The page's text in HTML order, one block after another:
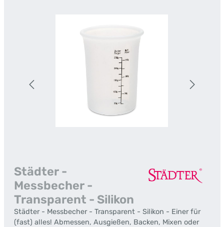
Städter -
Messbecher -
Transparent - Silikon
Städter - Messbecher - Transparent - Silikon - Einer für
(fast) alles! Abmessen, Ausgießen, Backen, Mixen oder